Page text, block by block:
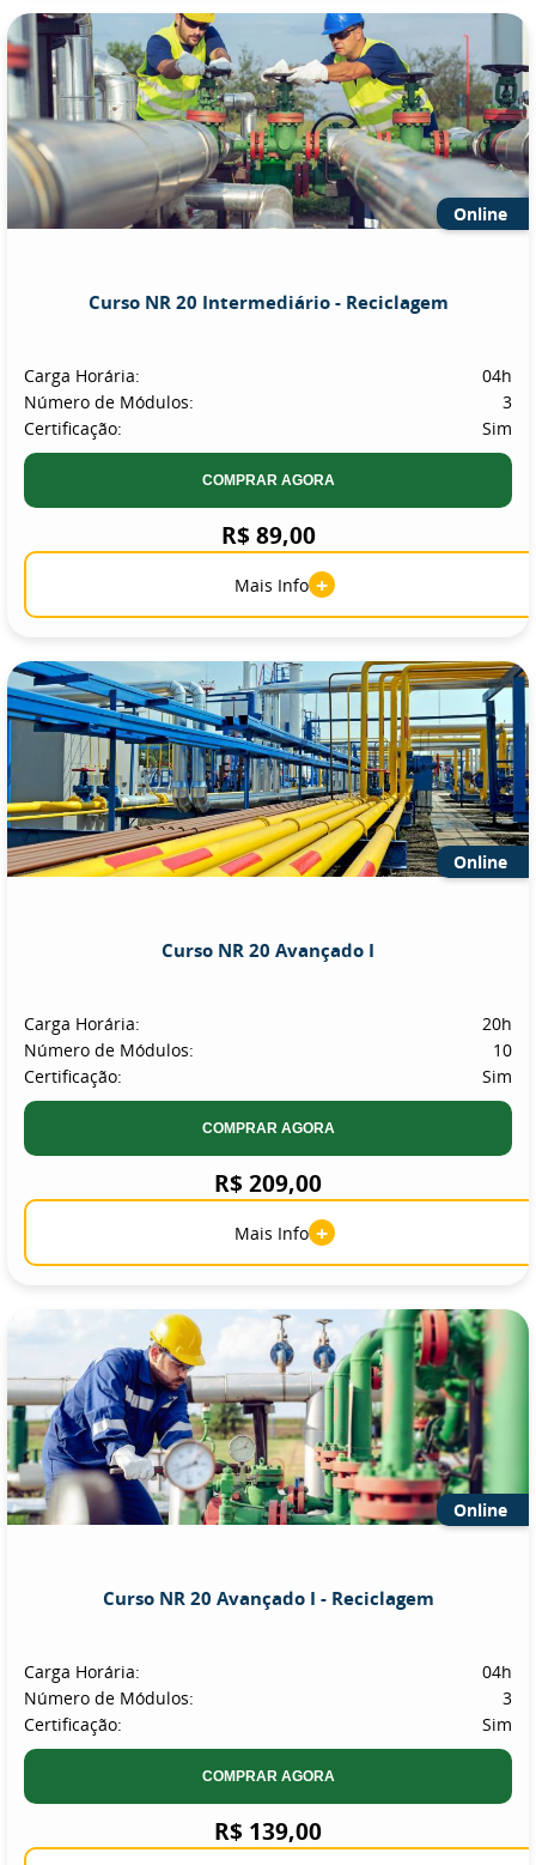
Online
Curso NR 20 Intermediário - Reciclagem
Carga Horária:
04h
Número de Módulos:
3
Certificação:
Sim
COMPRAR AGORA
R$ 89,00
Mais Info +
Online
Curso NR 20 Avançado I
Carga Horária:
20h
Número de Módulos:
10
Certificação:
Sim
COMPRAR AGORA
R$ 209,00
Mais Info +
Online
Curso NR 20 Avançado I - Reciclagem
Carga Horária:
04h
Número de Módulos:
3
Certificação:
Sim
COMPRAR AGORA
R$ 139,00